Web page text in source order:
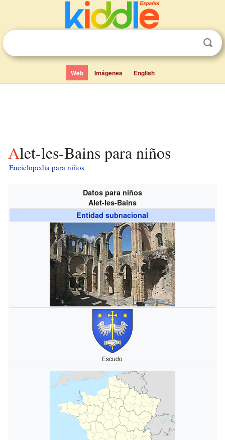
Web Imágenes English
Alet-les-Bains para niños
Enciclopedia para niños
Datos para niños
Alet-les-Bains
Entidad subnacional
Escudo